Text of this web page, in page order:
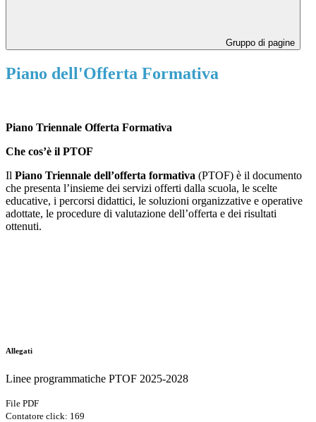
Gruppo di pagine
Piano dell'Offerta Formativa
Piano Triennale Offerta Formativa
Che cos’è il PTOF
Il Piano Triennale dell’offerta formativa (PTOF) è il documento
che presenta l’insieme dei servizi offerti dalla scuola, le scelte
educative, i percorsi didattici, le soluzioni organizzative e operative
adottate, le procedure di valutazione dell’offerta e dei risultati
ottenuti.
Allegati
Linee programmatiche PTOF 2025-2028
File PDF
Contatore click: 169